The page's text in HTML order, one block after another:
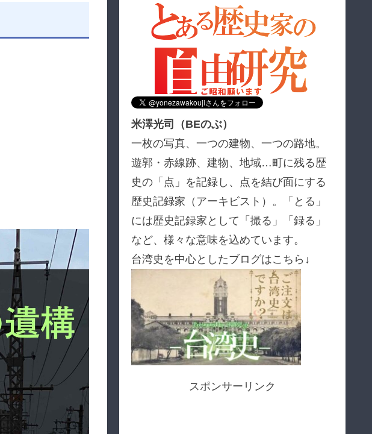
米澤光司（BEのぶ）
一枚の写真、一つの建物、一つの路地。
遊郭・赤線跡、建物、地域…町に残る歴
史の「点」を記録し、点を結び面にする
歴史記録家（アーキビスト）。「とる」
には歴史記録家として「撮る」「録る」
など、様々な意味を込めています。
台湾史を中心としたブログはこちら↓
スポンサーリンク